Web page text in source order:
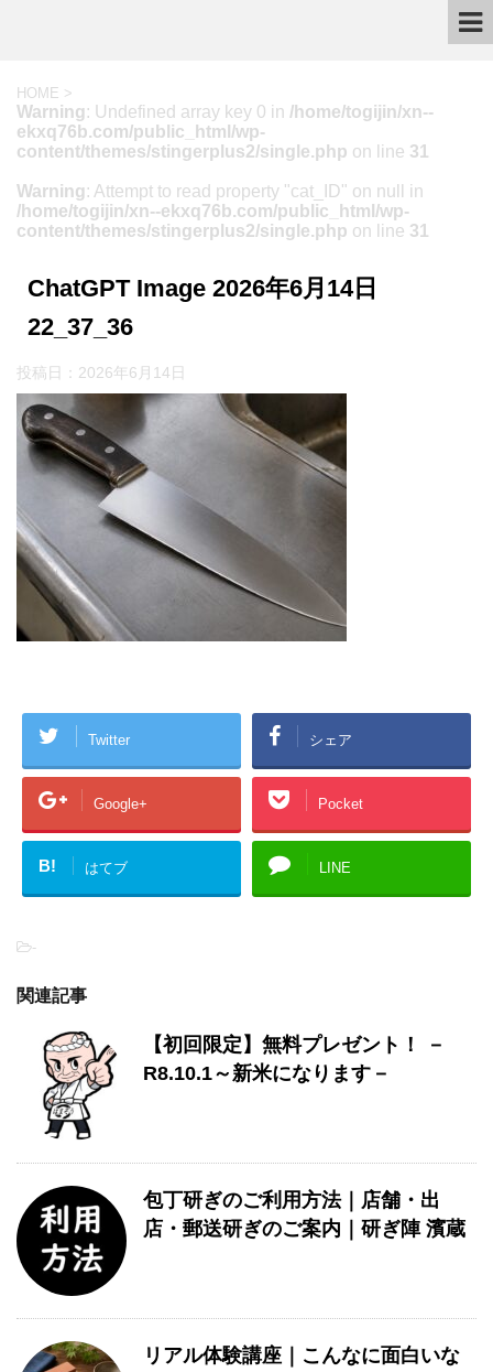
HOME >
Warning: Undefined array key 0 in /home/togijin/xn--
ekxq76b.com/public_html/wp-
content/themes/stingerplus2/single.php on line 31
Warning: Attempt to read property "cat_ID" on null in
/home/togijin/xn--ekxq76b.com/public_html/wp-
content/themes/stingerplus2/single.php on line 31
ChatGPT Image 2026年6月14日
22_37_36
投稿日： 2026年6月14日
Twitter シェア
Google+ Pocket
B! はてブ LINE
-
関連記事
【初回限定】無料プレゼント！ －
R8.10.1～新米になります－
包丁研ぎのご利用方法｜店舗・出
店・郵送研ぎのご案内｜研ぎ陣 濱蔵
リアル体験講座｜こんなに面白いな